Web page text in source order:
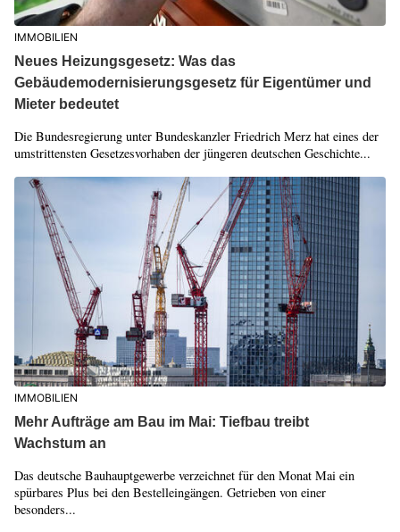
IMMOBILIEN
Neues Heizungsgesetz: Was das
Gebäudemodernisierungsgesetz für Eigentümer und
Mieter bedeutet
Die Bundesregierung unter Bundeskanzler Friedrich Merz hat eines der
umstrittensten Gesetzesvorhaben der jüngeren deutschen Geschichte...
IMMOBILIEN
Mehr Aufträge am Bau im Mai: Tiefbau treibt
Wachstum an
Das deutsche Bauhauptgewerbe verzeichnet für den Monat Mai ein
spürbares Plus bei den Bestelleingängen. Getrieben von einer
besonders...